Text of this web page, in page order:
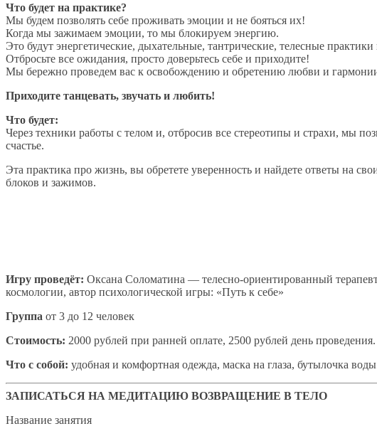
Что будет на практике?
Мы будем позволять себе проживать эмоции и не бояться их!
Когда мы зажимаем эмоции, то мы блокируем энергию.
Это будут энергетические, дыхательные, тантрические, телесные
Отбросьте все ожидания, просто доверьтесь себе и приходите!
Мы бережно проведем вас к освобождению и обретению любви и
Приходите танцевать, звучать и любить!
Что будет:
Через техники работы с телом и, отбросив все стереотипы и страхи, мы
счастье.
Эта практика про жизнь, вы обретете уверенность и найдете ответы на
блоков и зажимов.
Игру проведёт: Оксана Соломатина — телесно-ориентированный
космологии, автор психологической игры: «Путь к себе»
Группа от 3 до 12 человек
Стоимость: 2000 рублей при ранней оплате, 2500 рублей день проведения.
Что с собой: удобная и комфортная одежда, маска на глаза, бутылочка
ЗАПИСАТЬСЯ НА МЕДИТАЦИЮ ВОЗВРАЩЕНИЕ В ТЕЛО
Название занятия